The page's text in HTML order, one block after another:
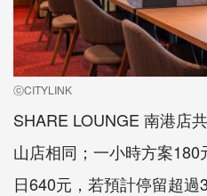
ⓒCITYLINK
SHARE LOUNGE 南港店
山店相同；一小時方案
日640元，若預計停留超